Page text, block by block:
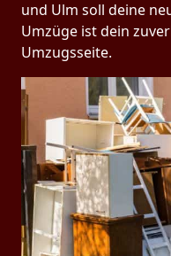
und Ulm soll deine
Umzüge ist dein
Umzugsseite.